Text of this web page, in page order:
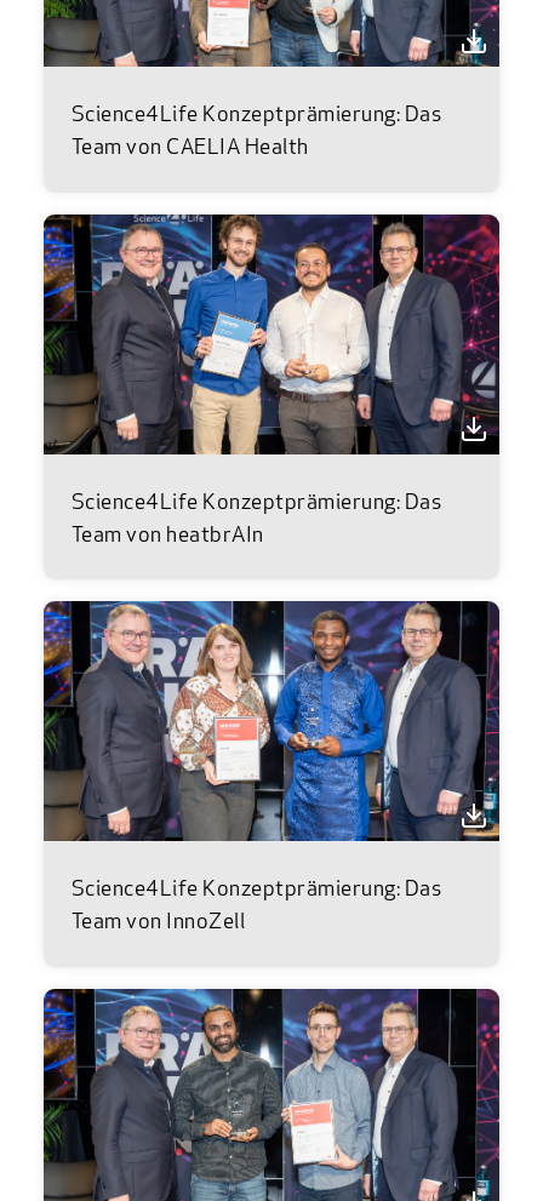
Science4Life Konzeptprämierung: Das
Team von CAELIA Health
Science4Life Konzeptprämierung: Das
Team von heatbrAIn
Science4Life Konzeptprämierung: Das
Team von InnoZell